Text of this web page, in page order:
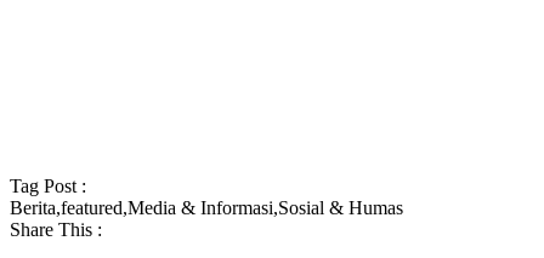
Tag Post :
Berita,featured,Media & Informasi,Sosial & Humas
Share This :